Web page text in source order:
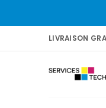
LIVRAISON